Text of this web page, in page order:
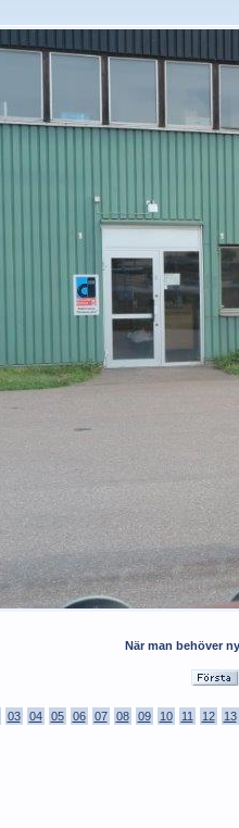
När man behöver
03 04 05 06 07 08 09 10 11 12 13